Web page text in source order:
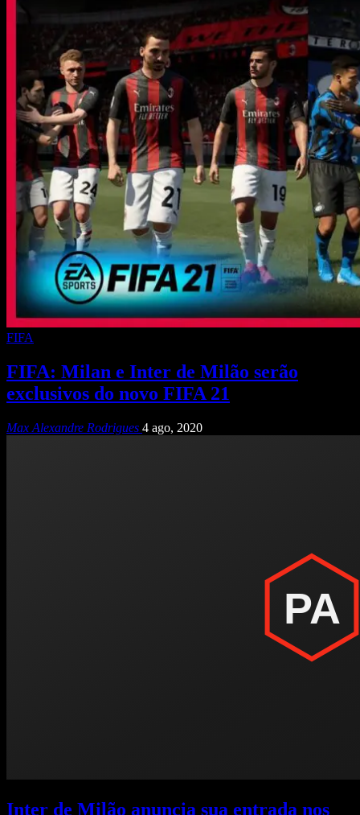
FIFA
FIFA: Milan e Inter de Milão serão
exclusivos do novo FIFA 21
Max Alexandre Rodrigues 4 ago, 2020
Inter de Milão anuncia sua entrada nos